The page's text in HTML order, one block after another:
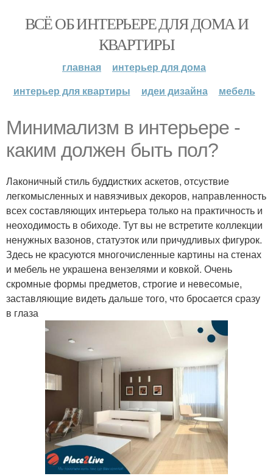
ВСЁ ОБ ИНТЕРЬЕРЕ ДЛЯ ДОМА И
КВАРТИРЫ
главная
интерьер для дома
интерьер для квартиры
идеи дизайна мебель
Минимализм в интерьере -
каким должен быть пол?
Лаконичный стиль буддистких аскетов, отсуствие
легкомысленных и навязчивых декоров, направленность
всех составляющих интерьера только на практичность и
неоходимость в обиходе. Тут вы не встретите коллекции
ненужных вазонов, статуэток или причудливых фигурок.
Здесь не красуются многочисленные картины на стенах
и мебель не украшена вензелями и ковкой. Очень
скромные формы предметов, строгие и невесомые,
заставляющие видеть дальше того, что бросается сразу
в глаза